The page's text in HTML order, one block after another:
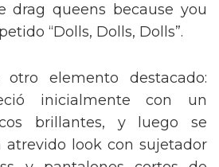
drag queens because you
“Dolls, Dolls, Dolls”.
elemento destacado:
inicialmente con un
brillantes, y luego se
atrevido look con sujetador